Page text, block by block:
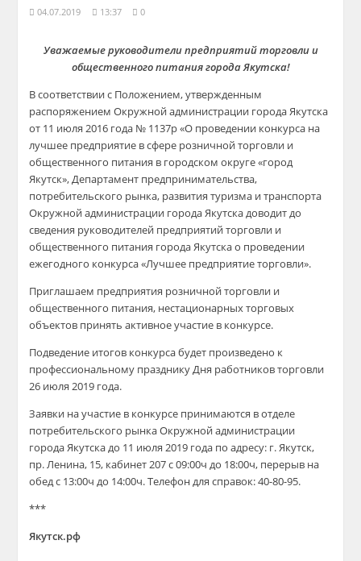
04.07.2019 13:37 0
Уважаемые руководители предприятий торговли и
общественного питания города Якутска!
В соответствии с Положением, утвержденным
распоряжением Окружной администрации города Якутска
от 11 июля 2016 года № 1137р «О проведении конкурса на
лучшее предприятие в сфере розничной торговли и
общественного питания в городском округе «город
Якутск», Департамент предпринимательства,
потребительского рынка, развития туризма и транспорта
Окружной администрации города Якутска доводит до
сведения руководителей предприятий торговли и
общественного питания города Якутска о проведении
ежегодного конкурса «Лучшее предприятие торговли».
Приглашаем предприятия розничной торговли и
общественного питания, нестационарных торговых
объектов принять активное участие в конкурсе.
Подведение итогов конкурса будет произведено к
профессиональному празднику Дня работников торговли
26 июля 2019 года.
Заявки на участие в конкурсе принимаются в отделе
потребительского рынка Окружной администрации
города Якутска до 11 июля 2019 года по адресу: г. Якутск,
пр. Ленина, 15, кабинет 207 с 09:00ч до 18:00ч, перерыв на
обед с 13:00ч до 14:00ч. Телефон для справок: 40-80-95.
***
Якутск.рф